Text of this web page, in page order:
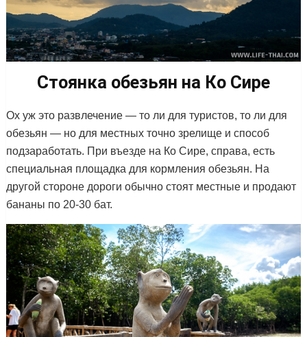
Стоянка обезьян на Ко Сире
Ох уж это развлечение — то ли для туристов, то ли для
обезьян — но для местных точно зрелище и способ
подзаработать. При въезде на Ко Сире, справа, есть
специальная площадка для кормления обезьян. На
другой стороне дороги обычно стоят местные и продают
бананы по 20-30 бат.